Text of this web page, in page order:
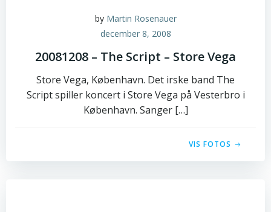
by Martin Rosenauer
december 8, 2008
20081208 – The Script – Store Vega
Store Vega, København. Det irske band The
Script spiller koncert i Store Vega på Vesterbro i
København. Sanger […]
VIS FOTOS